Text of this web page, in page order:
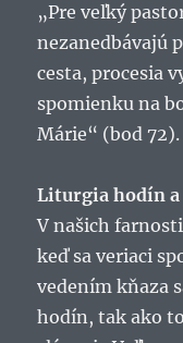
„Pre veľký
nezanedbávajú
cesta, procesia
spomienku na
Márie“ (bod 72).
Liturgia hodín a
V našich
keď sa veriaci
vedením kňaza
hodín, tak ako